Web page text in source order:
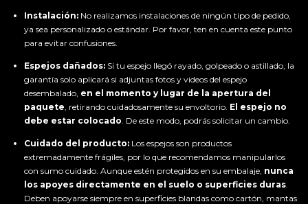
Instalación: No realizamos instalaciones de ningún tipo de pedido,
ya sea personalizado o estándar. Por favor, ten en cuenta este punto
para evitar confusiones.
Espejos dañados: Si tu espejo llegó rayado, golpeado o astillado, la
garantía solo aplicará si adjuntas fotos y videos del espejo
desembalado, en el momento y lugar de la apertura del
paquete, retirando cuidadosamente su envoltorio. El espejo no
debe estar colocado. De este modo, podrás solicitar un cambio.
Cuidado del producto: Los espejos son productos
extremadamente frágiles, por lo que recomendamos manipularlos
con sumo cuidado. Aunque estén protegidos en su embalaje, nunca
los apoyes directamente en el suelo o superficies duras.
Deben apoyarse siempre en superficies blandas como cartón, mantas